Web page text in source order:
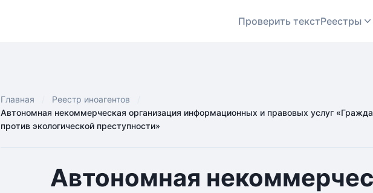
Проверить текстРеестры
Главная
Реестр иноагентов
Автономная некоммерческая организация информационных и правовых услуг
против экологической преступности»
Автономная